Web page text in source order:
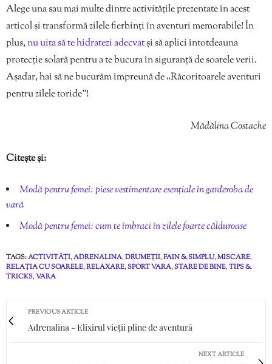
Alege una sau mai multe dintre activitățile prezentate în acest
articol și transformă zilele fierbinți în aventuri memorabile! În
plus,nu uita să te hidratezi adecvatși să aplici întotdeauna
protecție solară pentru a te bucura în siguranță de soarele verii.
Așadar, hai să ne bucurăm împreună de „Răcoritoarele aventuri
pentru zilele toride”!
Mădălina Costache
Citește și:
Modă pentru femei: piese vestimentare esențiale în garderoba de
vară
Modă pentru femei: cum te îmbraci în zilele foarte călduroase
TAGS:ACTIVITĂȚI,ADRENALINA,DRUMEȚII,FAIN & SIMPLU,MISCARE,
RELAȚIA CU SOARELE,RELAXARE,SPORT VARA,STARE DE BINE,TIPS &
TRICKS,VARA
PREVIOUS ARTICLE
Adrenalina - Elixirul vieții pline de aventură
NEXT ARTICLE